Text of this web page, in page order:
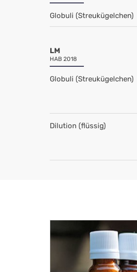
Globuli (Streukügelchen)
LM
HAB 2018
Globuli (Streukügelchen)
Dilution (flüssig)